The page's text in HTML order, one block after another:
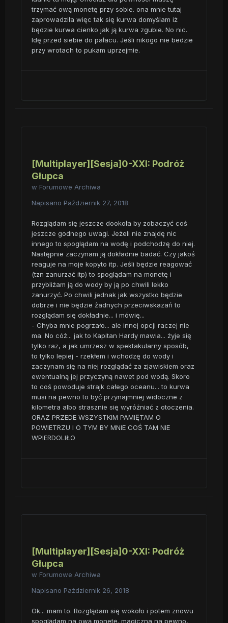
trzymać ową monetę przy sobie. ona mnie tutaj
zaprowadziła więc tak się kurwa domyślam iż
będzie kurwa cienko jak ją kurwa zgubie. No nic.
Idę przed siebie do pałacu. Jeśli nikogo nie bedzie
przy wrotach to pukam uprzejmie.
[Multiplayer][Sesja]0-XXI: Podróż
Głupca
w Forumowe Archiwa
Napisano Październik 27, 2018
Rozglądam się jeszcze dookoła by zobaczyć coś
jeszcze godnego uwagi. Jeżeli nie znajdę nic
innego to spoglądam na wodę i podchodzę do niej.
Następnie zaczynam ją dokładnie badać. Czy jakoś
reaguje na moje kopyto itp. Jeśli będzie reagować
(tzn zanurzać itp) to spoglądam na monetę i
przybliżam ją do wody by ją po chwili lekko
zanurzyć. Po chwili jednak jak wszystko będzie
dobrze i nie będzie żadnych przeciwskazań to
rozglądam się dokładnie... i mówię...
- Chyba mnie pogrzało... ale innej opcji raczej nie
ma. No cóż... jak to Kapitan Hardy mawia... żyje się
tylko raz, a jak umrzesz w spektakularny sposób,
to tylko lepiej - rzekłem i wchodzę do wody i
zaczynam się na niej rozglądać za zjawiskiem oraz
ewentualną jej przyczyną nawet pod wodą. Skoro
to coś powoduje strajk całego oceanu... to kurwa
musi na pewno to być przynajmniej widoczne z
kilometra albo strasznie się wyróżniać z otoczenia.
ORAZ PRZEDE WSZYSTKIM PAMIĘTAM O
POWIETRZU I O TYM BY MNIE COŚ TAM NIE
WPIERDOLIŁO
[Multiplayer][Sesja]0-XXI: Podróż
Głupca
w Forumowe Archiwa
Napisano Październik 26, 2018
Ok... mam to. Rozglądam się wokoło i potem znowu
spoglądam na ową monetę. magiczna na pewno,